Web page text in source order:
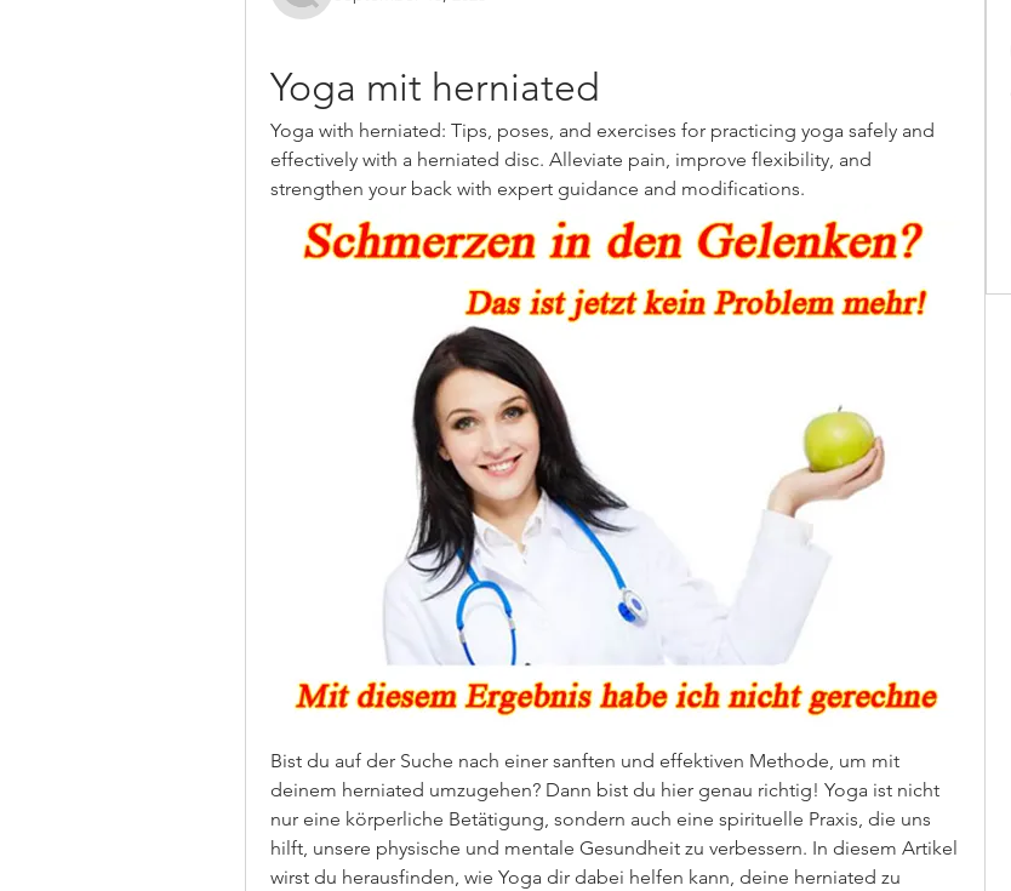
Yoga mit herniated
Yoga with herniated: Tips, poses, and exercises for practicing yoga safely and
effectively with a herniated disc. Alleviate pain, improve flexibility, and
strengthen your back with expert guidance and modifications.
Bist du auf der Suche nach einer sanften und effektiven Methode, um mit
deinem herniated umzugehen? Dann bist du hier genau richtig! Yoga ist nicht
nur eine körperliche Betätigung, sondern auch eine spirituelle Praxis, die uns
hilft, unsere physische und mentale Gesundheit zu verbessern. In diesem Artikel
wirst du herausfinden, wie Yoga dir dabei helfen kann, deine herniated zu